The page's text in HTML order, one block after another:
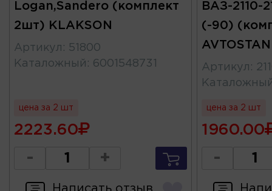
Logan,Sandero (комплект
2шт) KLAKSON
Артикул : 51800
Каталожный : 6001548731
цена за 2 шт
2223.60
- +
ВАЗ-2110-
(-90)
Артикул :
цена за 2 шт
1960.00
-